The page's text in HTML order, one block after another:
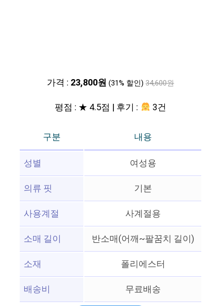
가격 : 23,800원 (31% 할인) 34,600원
평점 : ★ 4.5점 | 후기 : 3건
구분
내용
성별
여성용
의류 핏
기본
사용계절
사계절용
소매 길이
반소매(어깨~팔꿈치 길이)
소재
폴리에스터
배송비
무료배송